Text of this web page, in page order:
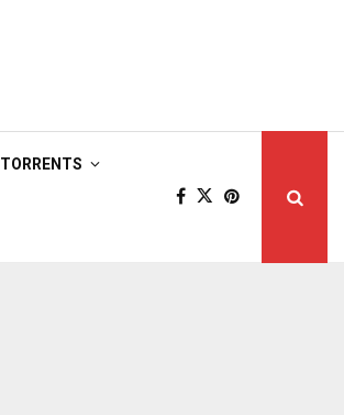
TORRENTS